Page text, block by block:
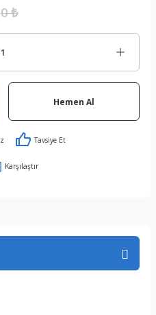
₺
Hemen Al
Tavsiye Et
Karşılaştır